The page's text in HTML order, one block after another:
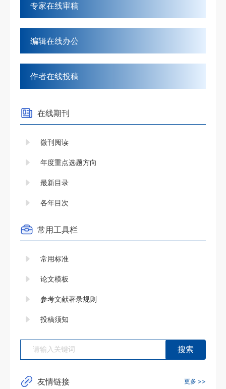
5
7
9
11
18
专家在线审稿
编辑在线办公
作者在线投稿
在线期刊
微刊阅读
年度重点选题方向
最新目录
各年目次
常用工具栏
常用标准
论文模板
参考文献著录规则
投稿须知
更多 >>
友情链接